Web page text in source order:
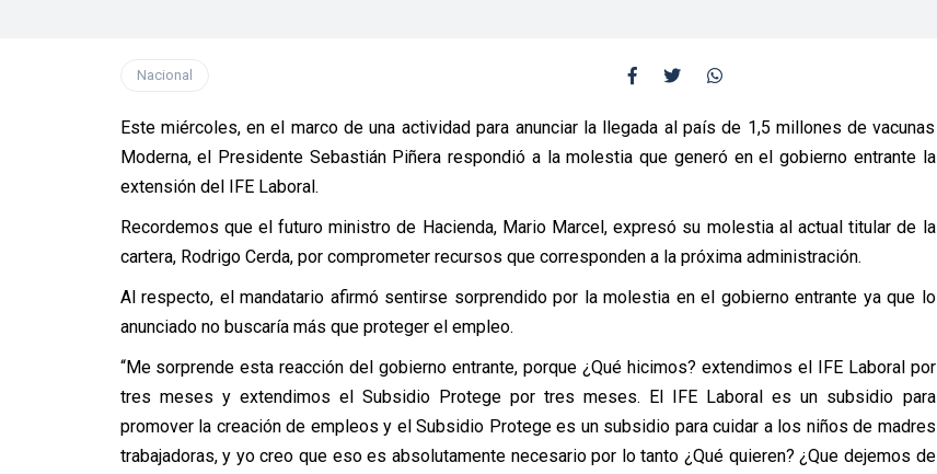
Nacional
Este miércoles, en el marco de una actividad para anunciar la llegada al país de 1,5 millones de vacunas
Moderna, el Presidente Sebastián Piñera respondió a la molestia que generó en el gobierno entrante la
extensión del IFE Laboral.
Recordemos que el futuro ministro de Hacienda, Mario Marcel, expresó su molestia al actual titular de la
cartera, Rodrigo Cerda, por comprometer recursos que corresponden a la próxima administración.
Al respecto, el mandatario afirmó sentirse sorprendido por la molestia en el gobierno entrante ya que lo
anunciado no buscaría más que proteger el empleo.
“Me sorprende esta reacción del gobierno entrante, porque ¿Qué hicimos? extendimos el IFE Laboral por
tres meses y extendimos el Subsidio Protege por tres meses. El IFE Laboral es un subsidio para
promover la creación de empleos y el Subsidio Protege es un subsidio para cuidar a los niños de madres
trabajadoras, y yo creo que eso es absolutamente necesario por lo tanto ¿Qué quieren? ¿Que dejemos de